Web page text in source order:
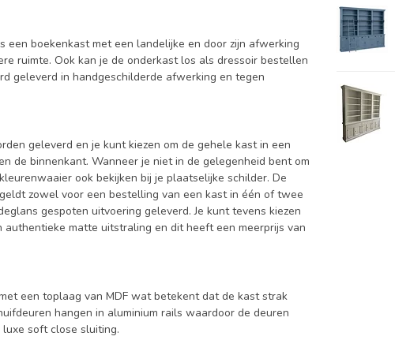
boekenkast met een landelijke en door zijn afwerking
ruimte. Ook kan je de onderkast los als dressoir bestellen
geleverd in handgeschilderde afwerking en tegen
geleverd en je kunt kiezen om de gehele kast in een
de binnenkant. Wanneer je niet in de gelegenheid bent om
ook bekijken bij je plaatselijke schilder. De
zowel voor een bestelling van een kast in één of twee
gespoten uitvoering geleverd. Je kunt tevens kiezen
matte uitstraling en dit heeft een meerprijs van
een toplaag van MDF wat betekent dat de kast strak
hangen in aluminium rails waardoor de deuren
soft close sluiting.